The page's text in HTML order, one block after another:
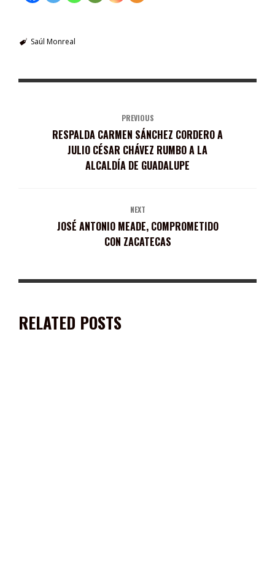
Saúl Monreal
PREVIOUS
RESPALDA CARMEN SÁNCHEZ CORDERO A
JULIO CÉSAR CHÁVEZ RUMBO A LA
ALCALDÍA DE GUADALUPE
NEXT
JOSÉ ANTONIO MEADE, COMPROMETIDO
CON ZACATECAS
RELATED POSTS